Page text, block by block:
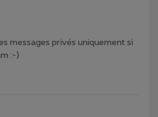
messages privés uniquement si
:-)